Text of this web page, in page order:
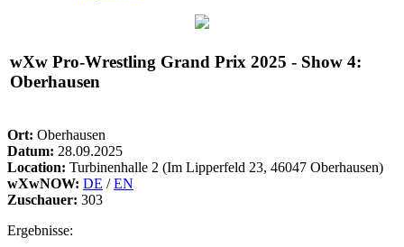
wXw Pro-Wrestling Grand Prix 2025 - Show 4:
Oberhausen
Ort: Oberhausen
Datum: 28.09.2025
Location: Turbinenhalle 2 (Im Lipperfeld 23, 46047 Oberhausen)
wXwNOW: DE /EN
Zuschauer: 303
Ergebnisse: